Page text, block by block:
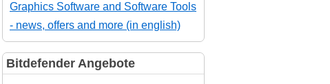
Graphics Software and Software Tools
- news, offers and more (in english)
Bitdefender Angebote